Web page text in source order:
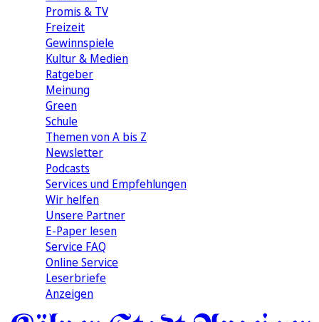
Promis & TV
Freizeit
Gewinnspiele
Kultur & Medien
Ratgeber
Meinung
Green
Schule
Themen von A bis Z
Newsletter
Podcasts
Services und Empfehlungen
Wir helfen
Unsere Partner
E-Paper lesen
Service FAQ
Online Service
Leserbriefe
Anzeigen